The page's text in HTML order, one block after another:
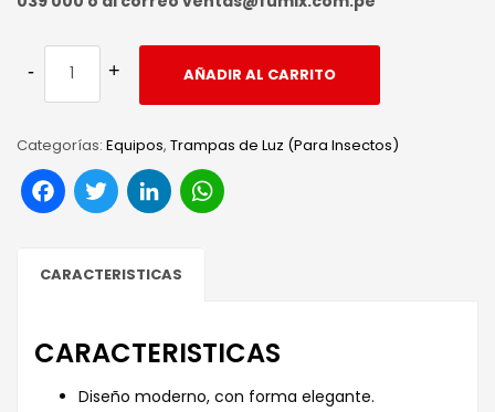
AÑADIR AL CARRITO
Categorías: Equipos, Trampas de Luz (Para Insectos)
Facebook
TwitterLinkedIn
CARACTERISTICAS
CARACTERISTICAS
Diseño moderno, con forma elegante.